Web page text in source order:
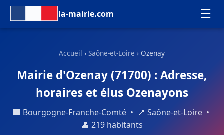
la-mairie.com ☰
Accueil › Saône-et-Loire › Ozenay
Mairie d'Ozenay (71700) : Adresse,
horaires et élus Ozenayons
🏢 Bourgogne-Franche-Comté • 📍 Saône-et-Loire •
👤 219 habitants